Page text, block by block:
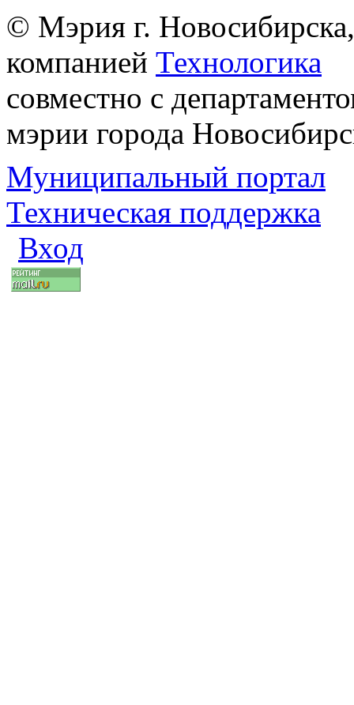
© Мэрия г.
компанией Технологика
совместно с
мэрии города
Муниципальный портал
Техническая поддержка
Вход